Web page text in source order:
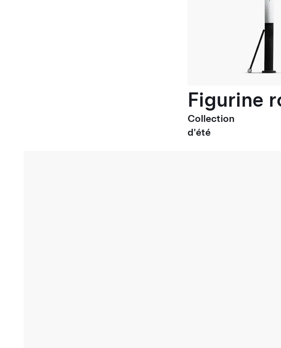
Figurine
Collection
d'été